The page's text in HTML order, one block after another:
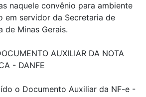
naquele convênio para ambiente
em servidor da Secretaria de
de Minas Gerais.
AUXILIAR DA NOTA
- DANFE
o Documento Auxiliar da NF-e -